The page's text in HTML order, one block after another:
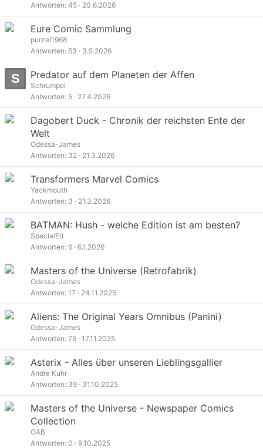
Antworten 45 20.6.2026
Eure Comic Sammlung
purzel1968
Antworten 53 3.5.2026
S Predator auf dem Planeten der Affen
Schrumpel
Antworten 5 27.4.2026
Dagobert Duck - Chronik der reichsten Ente der
Welt
Odessa-James
Antworten 32 21.3.2026
Transformers Marvel Comics
Yackmouth
Antworten 3 21.3.2026
BATMAN: Hush - welche Edition ist am besten?
SpecialEd
Antworten 6 6.1.2026
Masters of the Universe (Retrofabrik)
Odessa-James
Antworten 17 24.11.2025
Aliens: The Original Years Omnibus (Panini)
Odessa-James
Antworten 75 17.11.2025
Asterix - Alles über unseren Lieblingsgallier
Andre Kuhr
Antworten 39 31.10.2025
Masters of the Universe - Newspaper Comics
Collection
OAB
Antworten 0 9.10.2025